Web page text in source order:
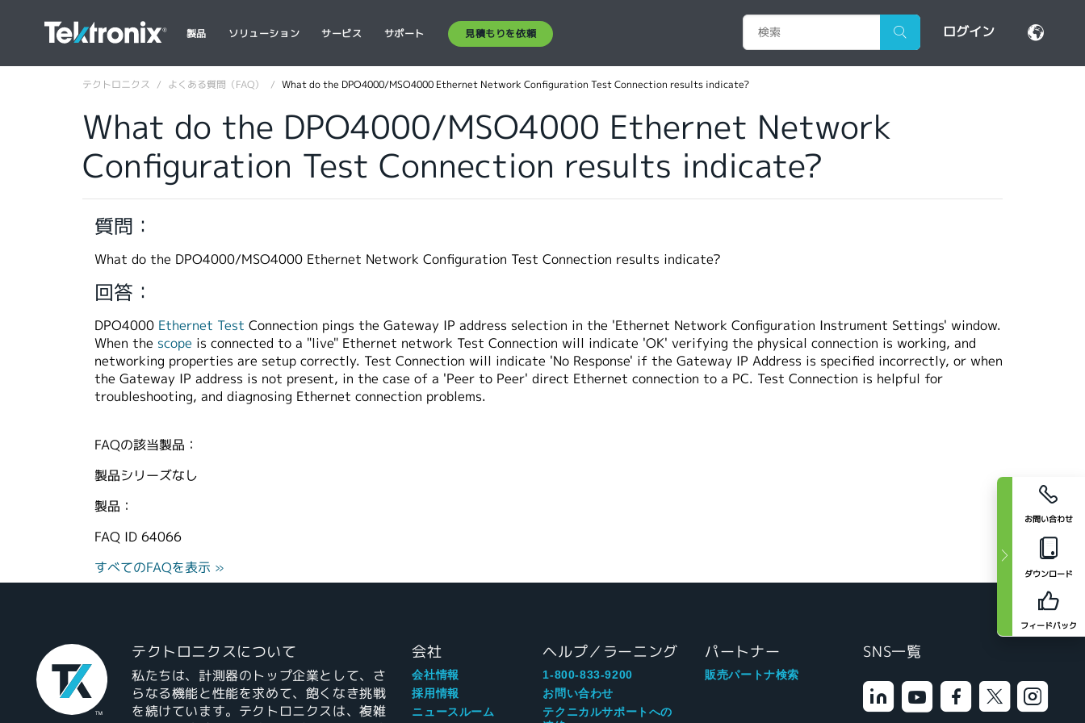
製品 ソリューション サービス サポート 見積もりを依頼 ログイン
お問い合わせ
ダウンロード
フィードバック
テクトロニクス よくある質問（FAQ） What do the DPO4000/MSO4000 Ethernet Network Configuration Test Connection results indicate?
What do the DPO4000/MSO4000 Ethernet Network
Configuration Test Connection results indicate?
質問：
What do the DPO4000/MSO4000 Ethernet Network Configuration Test Connection results indicate?
回答：
DPO4000 Ethernet Test Connection pings the Gateway IP address selection in the 'Ethernet Network Configuration Instrument Settings' window.
When the scope is connected to a "live" Ethernet network Test Connection will indicate 'OK' verifying the physical connection is working, and
networking properties are setup correctly. Test Connection will indicate 'No Response' if the Gateway IP Address is specified incorrectly, or when
the Gateway IP address is not present, in the case of a 'Peer to Peer' direct Ethernet connection to a PC. Test Connection is helpful for
troubleshooting, and diagnosing Ethernet connection problems.
FAQの該当製品：
製品シリーズなし
製品：
FAQ ID 64066
すべてのFAQを表示 »
テクトロニクスについて
私たちは、計測器のトップ企業として、さ
らなる機能と性能を求めて、飽くなき挑戦
を続けています。テクトロニクスは、複雑
会社
会社情報
採用情報
ニュースルーム
ヘルプ／ラーニング
1-800-833-9200
お問い合わせ
テクニカルサポートへの
パートナー
販売パートナ検索
SNS一覧